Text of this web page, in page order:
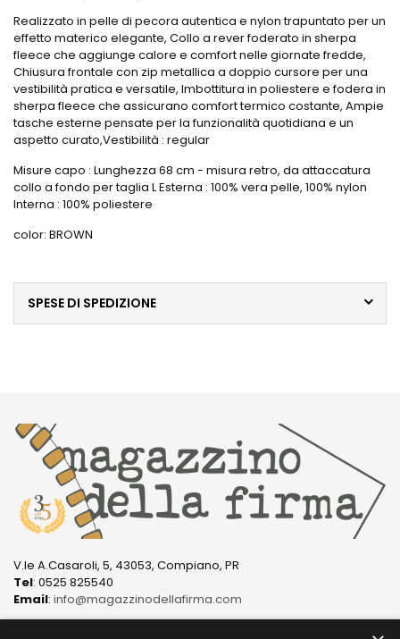
Realizzato in pelle di pecora autentica e nylon trapuntato per un
effetto materico elegante, Collo a rever foderato in sherpa
fleece che aggiunge calore e comfort nelle giornate fredde,
Chiusura frontale con zip metallica a doppio cursore per una
vestibilità pratica e versatile, Imbottitura in poliestere e fodera in
sherpa fleece che assicurano comfort termico costante, Ampie
tasche esterne pensate per la funzionalità quotidiana e un
aspetto curato,Vestibilità : regular
Misure capo : Lunghezza 68 cm - misura retro, da attaccatura
collo a fondo per taglia L Esterna : 100% vera pelle, 100% nylon
Interna : 100% poliestere
color: BROWN
SPESE DI SPEDIZIONE
V.le A.Casaroli, 5, 43053, Compiano, PR
Tel: 0525 825540
Email: info@magazzinodellafirma.com